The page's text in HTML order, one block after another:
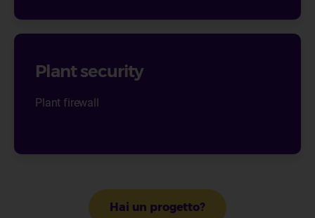
Plant security
Plant firewall
Hai un progetto?